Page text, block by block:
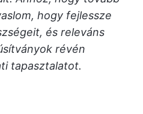
hogy fejlessze
és releváns
révén
tapasztalatot.